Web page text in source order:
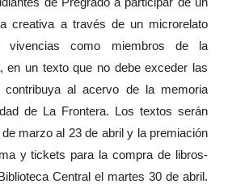
creativa a través de un microrelato
como miembros de la
en un texto que no debe exceder las
al acervo de la memoria
de La Frontera. Los textos serán
marzo al 23 de abril y la premiación
y tickets para la compra de libros-
Central el martes 30 de abril.